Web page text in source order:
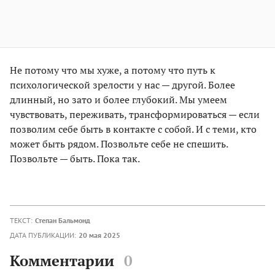
Не потому что мы хуже, а потому что путь к
психологической зрелости у нас — другой. Более
длинный, но зато и более глубокий. Мы умеем
чувствовать, переживать, трансформироваться — если
позволим себе быть в контакте с собой. И с теми, кто
может быть рядом. Позвольте себе не спешить.
Позвольте — быть. Пока так.
ТЕКСТ: Степан Бальмонд
ДАТА ПУБЛИКАЦИИ: 20 мая 2025
Комментарии 0